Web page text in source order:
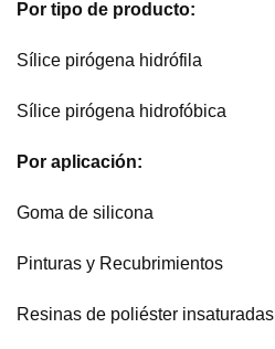
Por tipo de producto:
Sílice pirógena hidrófila
Sílice pirógena hidrofóbica
Por aplicación:
Goma de silicona
Pinturas y Recubrimientos
Resinas de poliéster insaturadas